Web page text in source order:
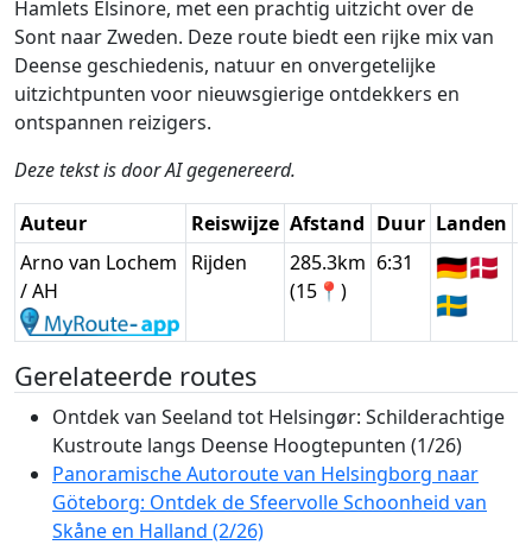
Hamlets Elsinore, met een prachtig uitzicht over de
Sont naar Zweden. Deze route biedt een rijke mix van
Deense geschiedenis, natuur en onvergetelijke
uitzichtpunten voor nieuwsgierige ontdekkers en
ontspannen reizigers.
Deze tekst is door AI gegenereerd.
Auteur Reiswijze Afstand Duur Landen
Arno van Lochem
/ AH
Rijden
285.3km
(15📍)
6:31 🇩🇪🇩🇰
🇸🇪
Gerelateerde routes
Ontdek van Seeland tot Helsingør: Schilderachtige
Kustroute langs Deense Hoogtepunten (1/26)
Panoramische Autoroute van Helsingborg naar
Göteborg: Ontdek de Sfeervolle Schoonheid van
Skåne en Halland (2/26)